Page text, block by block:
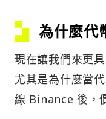
為什麼代
現在讓我們來更
尤其是為什麼當
線 Binance 後，